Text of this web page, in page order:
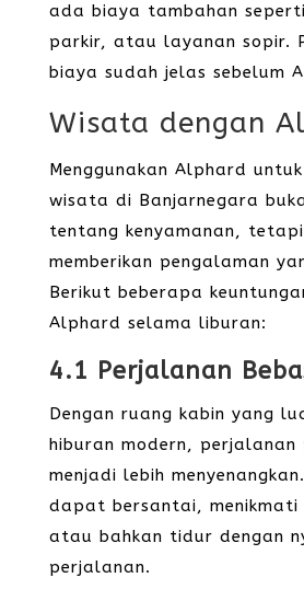
ada biaya tambahan
parkir, atau layanan sopir.
biaya sudah jelas sebelum
Wisata dengan
Menggunakan Alphard
wisata di Banjarnegara
tentang kenyamanan,
memberikan pengalaman
Berikut beberapa
Alphard selama liburan:
4.1 Perjalanan
Dengan ruang kabin yang
hiburan modern, perjalanan
menjadi lebih
dapat bersantai, menikmati
atau bahkan tidur dengan
perjalanan.